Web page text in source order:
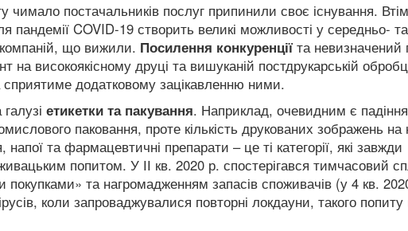
чимало постачальників послуг припинили своє існування.
пандемії COVID-19 створить великі можливості у середньо- та
компаній, що вижили. Посилення конкуренції та невизначений
на високоякісному друці та вишуканій постдрукарській
сприятиме додатковому зацікавленню ними.
етикетки та пакування. Наприклад, очевидним є падіння
паковання, проте кількість друкованих зображень
та фармацевтичні препарати – це ті категорії, які завжди
попитом. У ІІ кв. 2020 р. спостерігався тимчасовий
покупками» та нагромадженням запасів споживачів (у 4 кв.
коли запроваджувалися повторні локдауни, такого